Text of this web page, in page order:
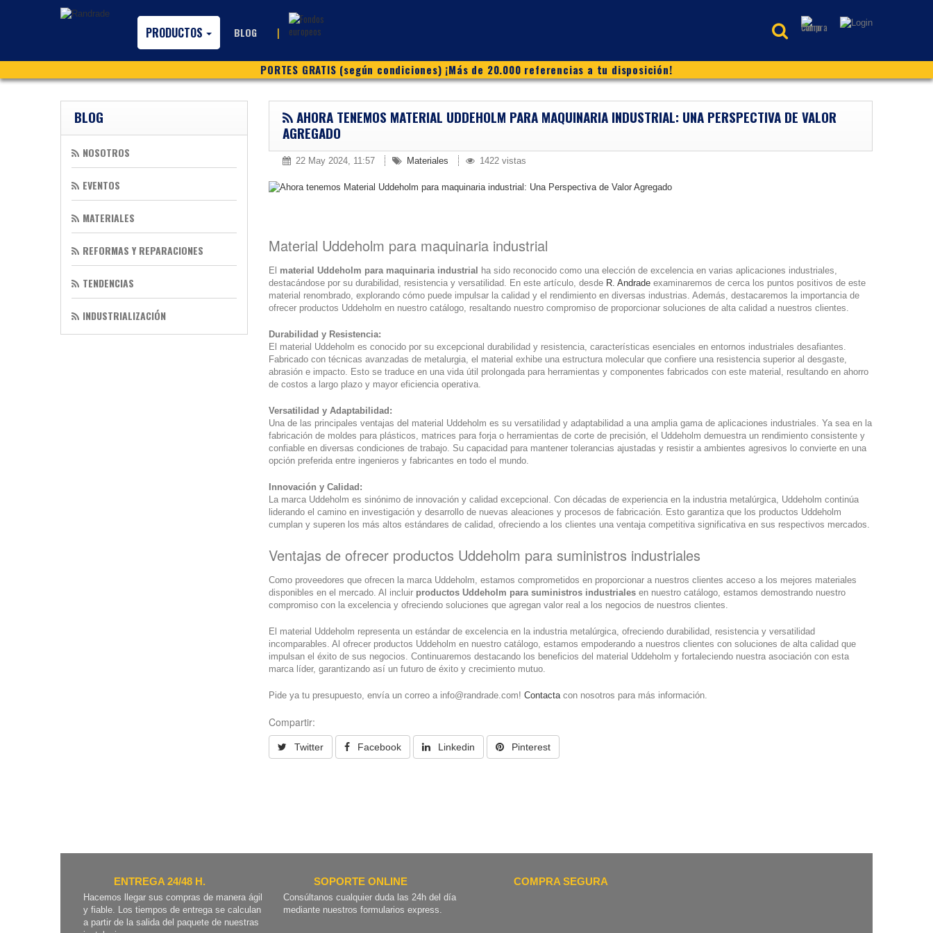
PRODUCTOS BLOG |
PORTES GRATIS (según condiciones) ¡Más de 20.000 referencias a tu disposición!
BLOG
NOSOTROS
EVENTOS
MATERIALES
REFORMAS Y REPARACIONES
TENDENCIAS
INDUSTRIALIZACIÓN
AHORA TENEMOS MATERIAL UDDEHOLM PARA MAQUINARIA INDUSTRIAL: UNA PERSPECTIVA DE VALOR
AGREGADO
22 May 2024, 11:57 Materiales 1422 vistas
Material Uddeholm para maquinaria industrial
El material Uddeholm para maquinaria industrial ha sido reconocido como una elección de excelencia en varias aplicaciones industriales,
destacándose por su durabilidad, resistencia y versatilidad. En este artículo, desde R. Andrade examinaremos de cerca los puntos positivos de este
material renombrado, explorando cómo puede impulsar la calidad y el rendimiento en diversas industrias. Además, destacaremos la importancia de
ofrecer productos Uddeholm en nuestro catálogo, resaltando nuestro compromiso de proporcionar soluciones de alta calidad a nuestros clientes.
Durabilidad y Resistencia:
El material Uddeholm es conocido por su excepcional durabilidad y resistencia, características esenciales en entornos industriales desafiantes.
Fabricado con técnicas avanzadas de metalurgia, el material exhibe una estructura molecular que confiere una resistencia superior al desgaste,
abrasión e impacto. Esto se traduce en una vida útil prolongada para herramientas y componentes fabricados con este material, resultando en ahorro
de costos a largo plazo y mayor eficiencia operativa.
Versatilidad y Adaptabilidad:
Una de las principales ventajas del material Uddeholm es su versatilidad y adaptabilidad a una amplia gama de aplicaciones industriales. Ya sea en la
fabricación de moldes para plásticos, matrices para forja o herramientas de corte de precisión, el Uddeholm demuestra un rendimiento consistente y
confiable en diversas condiciones de trabajo. Su capacidad para mantener tolerancias ajustadas y resistir a ambientes agresivos lo convierte en una
opción preferida entre ingenieros y fabricantes en todo el mundo.
Innovación y Calidad:
La marca Uddeholm es sinónimo de innovación y calidad excepcional. Con décadas de experiencia en la industria metalúrgica, Uddeholm continúa
liderando el camino en investigación y desarrollo de nuevas aleaciones y procesos de fabricación. Esto garantiza que los productos Uddeholm
cumplan y superen los más altos estándares de calidad, ofreciendo a los clientes una ventaja competitiva significativa en sus respectivos mercados.
Ventajas de ofrecer productos Uddeholm para suministros industriales
Como proveedores que ofrecen la marca Uddeholm, estamos comprometidos en proporcionar a nuestros clientes acceso a los mejores materiales
disponibles en el mercado. Al incluir productos Uddeholm para suministros industriales en nuestro catálogo, estamos demostrando nuestro
compromiso con la excelencia y ofreciendo soluciones que agregan valor real a los negocios de nuestros clientes.
El material Uddeholm representa un estándar de excelencia en la industria metalúrgica, ofreciendo durabilidad, resistencia y versatilidad
incomparables. Al ofrecer productos Uddeholm en nuestro catálogo, estamos empoderando a nuestros clientes con soluciones de alta calidad que
impulsan el éxito de sus negocios. Continuaremos destacando los beneficios del material Uddeholm y fortaleciendo nuestra asociación con esta
marca líder, garantizando así un futuro de éxito y crecimiento mutuo.
Pide ya tu presupuesto, envía un correo a info@randrade.com! Contactacon nosotros para más información.
Compartir:
Twitter Facebook Linkedin Pinterest
ENTREGA 24/48 H.
Hacemos llegar sus compras de manera ágil
y fiable. Los tiempos de entrega se calculan
a partir de la salida del paquete de nuestras
SOPORTE ONLINE
Consúltanos cualquier duda las 24h del día
mediante nuestros formularios express.
COMPRA SEGURA